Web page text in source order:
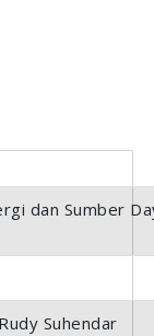
dan Sumber
Suhendar